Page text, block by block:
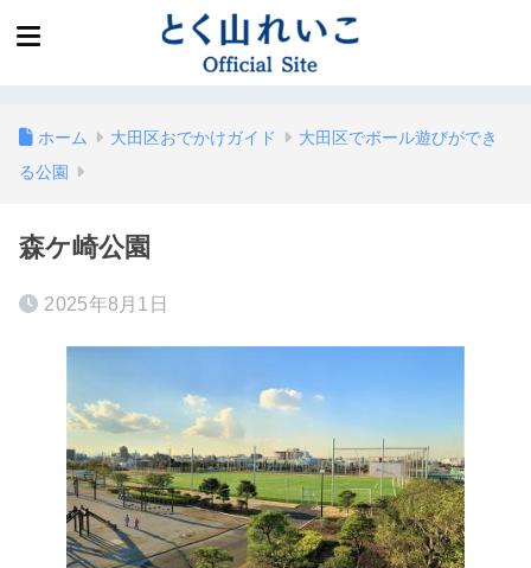
ホーム 大田区おでかけガイド
大田区でボール遊びができ
る公園
森ケ崎公園
2025年8月1日